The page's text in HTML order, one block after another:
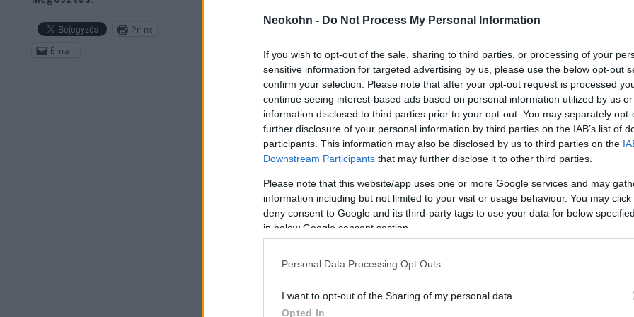
Neokohn - Do Not Process My Personal Information
If you wish to opt-out of the sale, sharing to third parties, or processing of your
sensitive information for targeted advertising by us, please use the below opt-out
confirm your selection. Please note that after your opt-out request is processed
continue seeing interest-based ads based on personal information utilized by us
information disclosed to third parties prior to your opt-out. You may separately
further disclosure of your personal information by third parties on the IAB’s list of
participants. This information may also be disclosed by us to third parties on the
Downstream Participants that may further disclose it to other third parties.
Please note that this website/app uses one or more Google services and may
information including but not limited to your visit or usage behaviour. You may
deny consent to Google and its third-party tags to use your data for below
in below Google consent section.
Personal Data Processing Opt Outs
I want to opt-out of the Sharing of my personal data.
Opted In
Jad Vásem és a washingtoni Holokauszt
Oroszország hamis párhuzamot vont a
Ukrajna lerohanása között, és elítélték
demokratikus, ráadásul zsidó elnök
kellene. Az olyan szélsőségesen
mint Vlagyimir Szolovjov az orosz
hogy a nácizmus nem feltétlenül jelent
úgynevezett “ruszofóbiát” tükrözheti.
A jelentés idézi azt a nyilatkozatot is, amelyet 140
egyetem történésze írt alá, amelyben tiltakoztak az
kijelentve, hogy bár nem idealizálják az ukrán
Print
Email